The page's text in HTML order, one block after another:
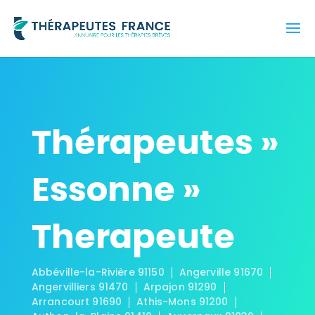
Thérapeutes »
Essonne »
Therapeute
Abbéville-la-Rivière 91150
Angerville 91670
Angervilliers 91470
Arpajon 91290
Arrancourt 91690
Athis-Mons 91200